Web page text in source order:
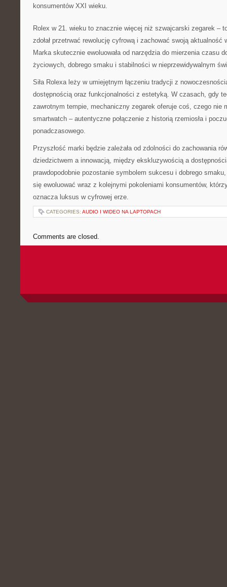
konsumentów XXI wieku.
Rolex w 21. wieku to znacznie więcej niż szwajcarski zegarek –
zdołał przetrwać rewolucję cyfrową i zachować swoją
Marka skutecznie ewoluowała od narzędzia do mierzenia czasu
życiowych, dobrego smaku i stabilności w nieprzewidywalnym
Siła Rolexa leży w umiejętnym łączeniu tradycji z
dostępnością oraz funkcjonalności z estetyką. W czasach, gdy
zawrotnym tempie, mechaniczny zegarek oferuje coś, czego nie
smartwatch – autentyczne połączenie z historią rzemiosła i
ponadczasowego.
Przyszłość marki będzie zależała od zdolności do zachowania
dziedzictwem a innowacją, między ekskluzywością a
prawdopodobnie pozostanie symbolem sukcesu i dobrego
się ewoluować wraz z kolejnymi pokoleniami konsumentów,
oznacza luksus w cyfrowej erze.
CATEGORIES: AUDIO I WIDEO NA LAPTOPACH
Comments are closed.